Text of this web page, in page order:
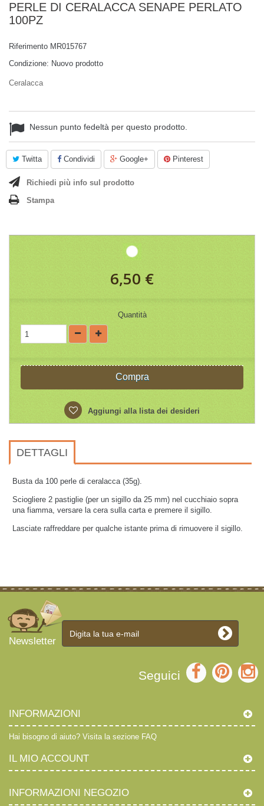
PERLE DI CERALACCA SENAPE PERLATO
100PZ
Riferimento MR015767
Condizione: Nuovo prodotto
Ceralacca
Nessun punto fedeltà per questo prodotto.
Twitta Condividi Google+ Pinterest
Richiedi più info sul prodotto
Stampa
6,50 €
Quantità
Compra
Aggiungi alla lista dei desideri
DETTAGLI
Busta da 100 perle di ceralacca (35g).
Sciogliere 2 pastiglie (per un sigillo da 25 mm) nel cucchiaio sopra
una fiamma, versare la cera sulla carta e premere il sigillo.
Lasciate raffreddare per qualche istante prima di rimuovere il sigillo.
Newsletter
Seguici
INFORMAZIONI
Hai bisogno di aiuto? Visita la sezione FAQ
IL MIO ACCOUNT
INFORMAZIONI NEGOZIO